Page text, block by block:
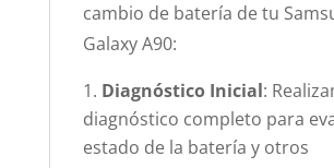
cambio de batería de tu
Galaxy A90:
Diagnóstico Inicial:
diagnóstico completo para
estado de la batería y otros